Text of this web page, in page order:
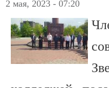
2 мая, 2023 - 07:20